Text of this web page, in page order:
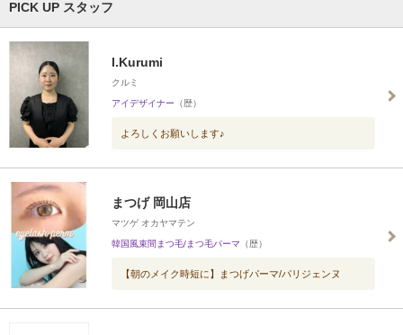
PICK UP スタッフ
I.Kurumi
クルミ
アイデザイナー （歴）
よろしくお願いします♪
まつげ 岡山店
マツゲ オカヤマテン
韓国風束間まつ毛/まつ毛パーマ （歴）
【朝のメイク時短に】まつげパーマ/パリジェンヌ